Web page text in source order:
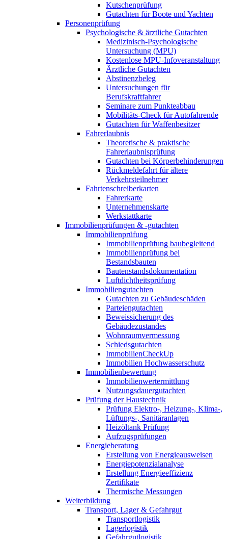
Kutschenprüfung
Gutachten für Boote und Yachten
Personenprüfung
Psychologische & ärztliche Gutachten
Medizinisch-Psychologische
Untersuchung (MPU)
Kostenlose MPU-Infoveranstaltung
Ärztliche Gutachten
Abstinenzbeleg
Untersuchungen für
Berufskraftfahrer
Seminare zum Punkteabbau
Mobilitäts-Check für Autofahrende
Gutachten für Waffenbesitzer
Fahrerlaubnis
Theoretische & praktische
Fahrerlaubnisprüfung
Gutachten bei Körperbehinderungen
Rückmeldefahrt für ältere
Verkehrsteilnehmer
Fahrtenschreiberkarten
Fahrerkarte
Unternehmenskarte
Werkstattkarte
Immobilienprüfungen & -gutachten
Immobilienprüfung
Immobilienprüfung baubegleitend
Immobilienprüfung bei
Bestandsbauten
Bautenstandsdokumentation
Luftdichtheitsprüfung
Immobiliengutachten
Gutachten zu Gebäudeschäden
Parteiengutachten
Beweissicherung des
Gebäudezustandes
Wohnraumvermessung
Schiedsgutachten
ImmobilienCheckUp
Immobilien Hochwasserschutz
Immobilienbewertung
Immobilienwertermittlung
Nutzungsdauergutachten
Prüfung der Haustechnik
Prüfung Elektro-, Heizung-, Klima-,
Lüftungs-, Sanitäranlagen
Heizöltank Prüfung
Aufzugsprüfungen
Energieberatung
Erstellung von Energieausweisen
Energiepotenzialanalyse
Erstellung Energieeffizienz
Zertifikate
Thermische Messungen
Weiterbildung
Transport, Lager & Gefahrgut
Transportlogistik
Lagerlogistik
Gefahrgutlogistik